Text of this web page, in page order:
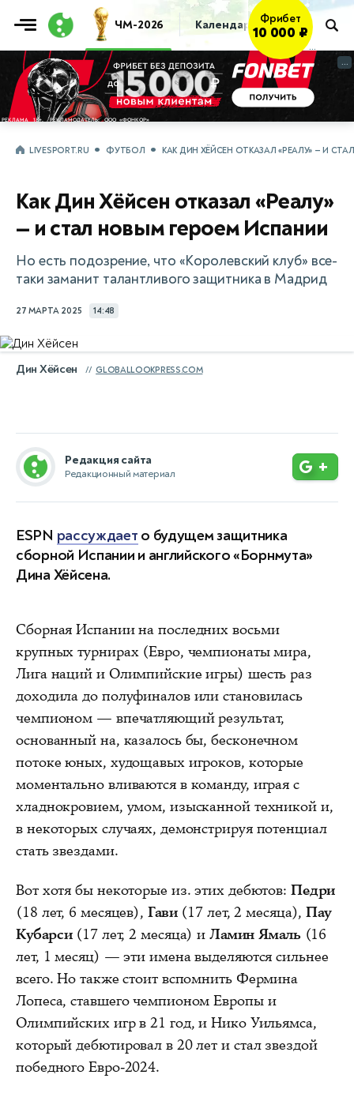
ЧМ-2026 Календарь Таблица
Фрибет
10 000 ₽
...
...
LIVESPORT.RU ФУТБОЛ КАК ДИН ХЁЙСЕН ОТКАЗАЛ «РЕАЛУ» — И
Как Дин Хёйсен отказал «Реалу»
— и стал новым героем Испании
Но есть подозрение, что «Королевский клуб» все-
таки заманит талантливого защитника в Мадрид
27 МАРТА 2025 14:48
Дин Хёйсен GLOBALLOOKPRESS.COM
Редакция сайта
Редакционный материал +
ESPN рассуждает о будущем защитника
сборной Испании и английского «Борнмута»
Дина Хёйсена.
Сборная Испании на последних восьми
крупных турнирах (Евро, чемпионаты мира,
Лига наций и Олимпийские игры) шесть раз
доходила до полуфиналов или становилась
чемпионом — впечатляющий результат,
основанный на, казалось бы, бесконечном
потоке юных, худощавых игроков, которые
моментально вливаются в команду, играя с
хладнокровием, умом, изысканной техникой и,
в некоторых случаях, демонстрируя потенциал
стать звездами.
Вот хотя бы некоторые из. этих дебютов: Педри
(18 лет, 6 месяцев), Гави(17 лет, 2 месяца),Пау
Кубарси(17 лет, 2 месяца) иЛамин Ямаль(16
лет, 1 месяц) — эти имена выделяются сильнее
всего. Но также стоит вспомнить Фермина
Лопеса, ставшего чемпионом Европы и
Олимпийских игр в 21 год, и Нико Уильямса,
который дебютировал в 20 лет и стал звездой
победного Евро-2024.